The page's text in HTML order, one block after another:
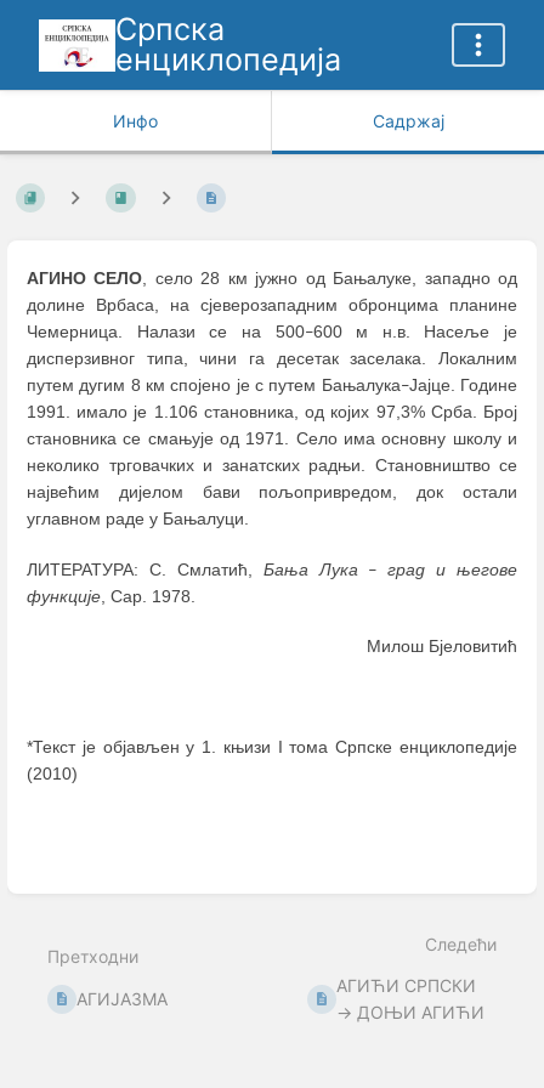
Српска
енциклопедија
Инфо Садржај
АГИНО СЕЛО, село 28 км јужно од Бањалуке, западно од
долине Врбаса, на сјеверозападним обронцима планине
Чемерница. Налази се на 500–600 м н.в. Насеље је
дисперзивног типа, чини га десетак заселака. Локалним
путем дугим 8 км спојено је с путем Бањалука–Јајце. Године
1991. имало је 1.106 становника, од којих 97,3% Срба. Број
становника се смањује од 1971. Село има основну школу и
неколико трговачких и занатских радњи. Становништво се
највећим дијелом бави пољопривредом, док остали
углавном раде у Бањалуци.
ЛИТЕРАТУРА: С. Смлатић, Бања Лука – град и његове
функције , Сар. 1978.
Милош Бјеловитић
*Текст је објављен у 1. књизи I тома Српске енциклопедије
(2010)
Претходни
АГИЈАЗМА
Следећи
АГИЋИ СРПСКИ
→ ДОЊИ АГИЋИ